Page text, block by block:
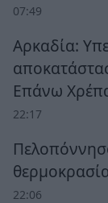
07:49
Αρκαδία:
Επάνω
22:17
22:06